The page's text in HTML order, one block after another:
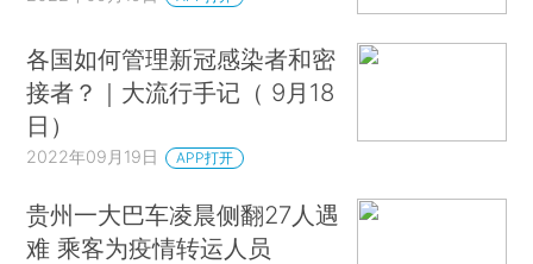
各国如何管理新冠感染者和密
接者？｜大流行手记（ 9月18
日）
2022年09月19日 APP打开
贵州一大巴车凌晨侧翻27人遇
难 乘客为疫情转运人员